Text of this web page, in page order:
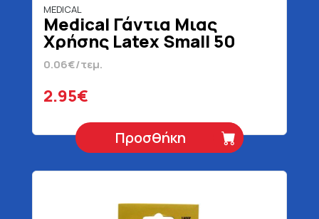
MEDICAL
Medical Γάντια Μιας
Χρήσης Latex Small 50
Τεμάχια
0.06€/τεμ.
2.95€
Προσθήκη